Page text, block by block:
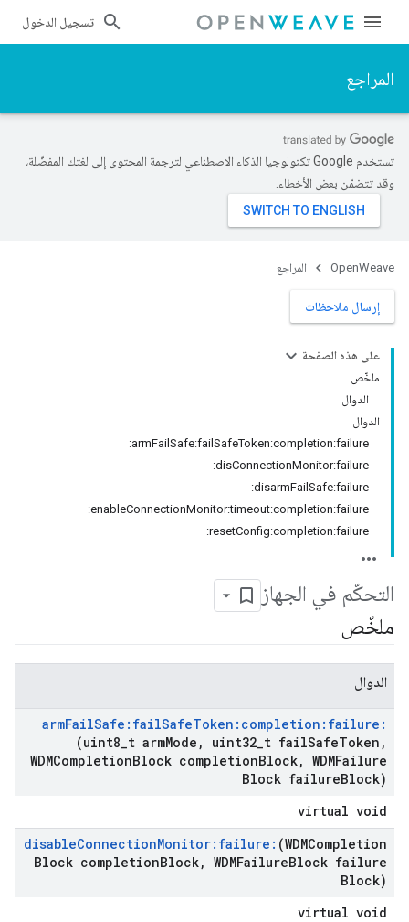
تسجيل الدخول
المراجع
تستخدم Google تكنولوجيا الذكاء الاصطناعي لترجمة المحتوى إلى لغتك المفضّلة،
وقد تتضمّن بعض الأخطاء.
OpenWeave المراجع
إرسال ملاحظات
على هذه الصفحة
ملخّص
الدوال
الدوال
armFailSafe:failSafeToken:completion:failure:
disConnectionMonitor:failure:
disarmFailSafe:failure:
enableConnectionMonitor:timeout:completion:failure:
resetConfig:completion:failure:
التحكّم في الجهاز
ملخّص
الدوال
armFailSafe:failSafeToken:completion:failure:
(uint8 t armMode , uint32 t failSafeToken ,
WDMCompletionBlock completionBlock, WDMFailure
Block failureBlock)
virtual void
disableConnectionMonitor:failure: (WDMCompletion
Block completionBlock, WDMFailureBlock failure
Block)
virtual void